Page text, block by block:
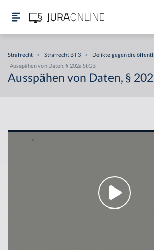
Strafrecht > Strafrecht BT 3 > Delikte gegen die
Ausspähen von Daten, § 202a StGB
Ausspähen von Daten, §